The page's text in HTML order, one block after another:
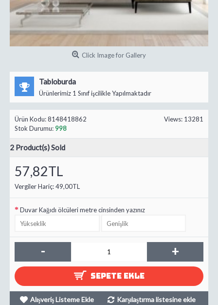
Click Image for Gallery
Tabloburda
Ürünlerimiz 1 Sınıf işcilikle Yapılmaktadır
Views: 13281
Ürün Kodu:8148418862
Stok Durumu:998
2 Product(s) Sold
57,82TL
Vergiler Hariç:49,00TL
Duvar Kağıdı ölcüleri metre cinsinden yazınız
- +
SEPETE EKLE
Alışveriş Listeme Ekle Karşılaştırma listesine ekle